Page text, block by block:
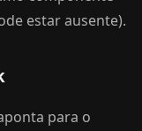
estar ausente).
para o